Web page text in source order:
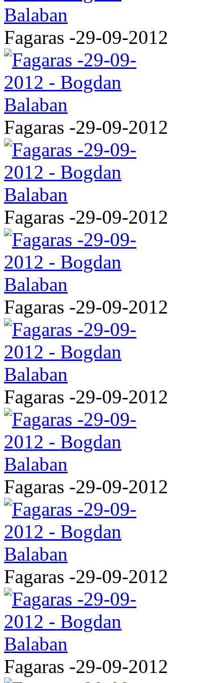
Fagaras -29-09-2012
Fagaras -29-09-2012
Fagaras -29-09-2012
Fagaras -29-09-2012
Fagaras -29-09-2012
Fagaras -29-09-2012
Fagaras -29-09-2012
Fagaras -29-09-2012